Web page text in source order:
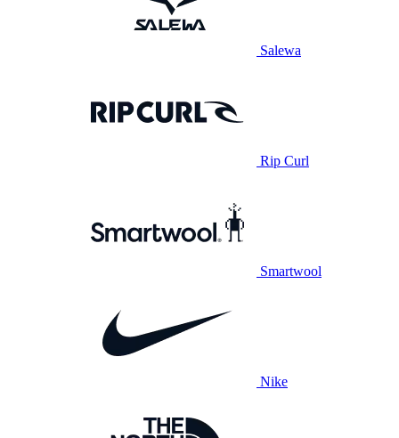
Salewa
Rip Curl
Smartwool
Nike